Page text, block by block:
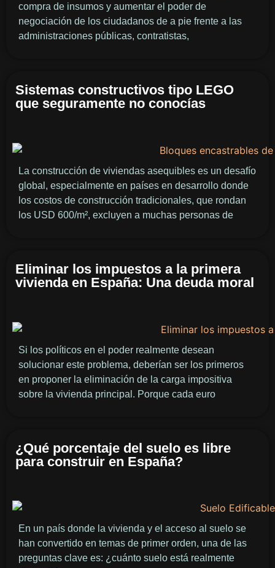
compra de insumos y aumentar el poder de
negociación de los ciudadanos de a pie frente a las
administraciones públicas, contratistas,
Sistemas constructivos tipo LEGO
que seguramente no conocías
La construcción de viviendas asequibles es un desafío
global, especialmente en países en desarrollo donde
los costos de construcción tradicionales, que rondan
los USD 600/m², excluyen a muchas personas de
Eliminar los impuestos a la primera
vivienda en España: Una deuda moral
Si los políticos en el poder realmente desean
solucionar este problema, deberían ser los primeros
en proponer la eliminación de la carga impositiva
sobre la vivienda principal. Porque cada euro
¿Qué porcentaje del suelo es libre
para construir en España?
En un país donde la vivienda y el acceso al suelo se
han convertido en temas de primer orden, una de las
preguntas clave es: ¿cuánto suelo está realmente